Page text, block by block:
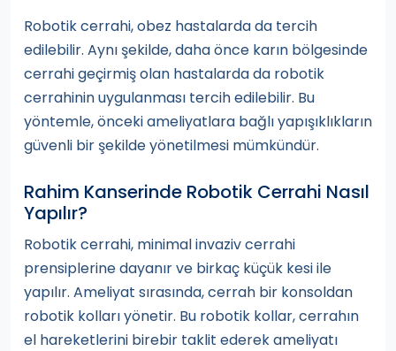
Robotik cerrahi, obez hastalarda da tercih
edilebilir. Aynı şekilde, daha önce karın bölgesinde
cerrahi geçirmiş olan hastalarda da robotik
cerrahinin uygulanması tercih edilebilir. Bu
yöntemle, önceki ameliyatlara bağlı yapışıklıkların
güvenli bir şekilde yönetilmesi mümkündür.
Rahim Kanserinde Robotik Cerrahi Nasıl
Yapılır?
Robotik cerrahi, minimal invaziv cerrahi
prensiplerine dayanır ve birkaç küçük kesi ile
yapılır. Ameliyat sırasında, cerrah bir konsoldan
robotik kolları yönetir. Bu robotik kollar, cerrahın
el hareketlerini birebir taklit ederek ameliyatı